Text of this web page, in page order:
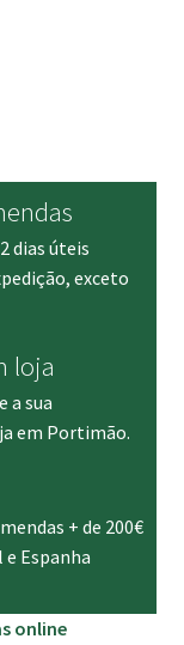
dias úteis
exceto
loja
a sua
em Portimão.
+ de 200€
Espanha
online